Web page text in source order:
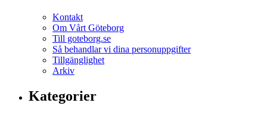
Kontakt
Om Vårt Göteborg
Till goteborg.se
Så behandlar vi dina personuppgifter
Tillgänglighet
Arkiv
Kategorier